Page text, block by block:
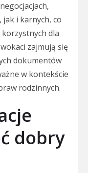
jak i karnych, co
dla
zajmują się
dokumentów
w kontekście
rodzinnych.
dobry